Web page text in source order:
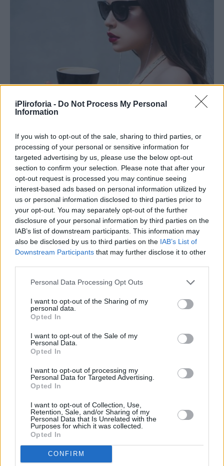
iPliroforia - Do Not Process My Personal
Information
If you wish to opt-out of the sale, sharing to third parties, or
processing of your personal or sensitive information for
targeted advertising by us, please use the below opt-out
section to confirm your selection. Please note that after your
opt-out request is processed you may continue seeing
interest-based ads based on personal information utilized by
us or personal information disclosed to third parties prior to
your opt-out. You may separately opt-out of the further
disclosure of your personal information by third parties on the
IAB’s list of downstream participants. This information may
also be disclosed by us to third parties on the IAB’s List of
Downstream Participants that may further disclose it to other
Personal Data Processing Opt Outs
I want to opt-out of the Sharing of my
personal data.
Opted In
I want to opt-out of the Sale of my
Personal Data.
Opted In
I want to opt-out of processing my
Personal Data for Targeted Advertising.
Opted In
I want to opt-out of Collection, Use,
Retention, Sale, and/or Sharing of my
Personal Data that Is Unrelated with the
Purposes for which it was collected.
Opted In
CONFIRM
Οι υπόλοιπες ατάκες ενός
Αιγόκερου
Είμαι Αιγόκερως! Σε θέλω σαν τρελός, αλλά
δεν σε χρειάζομαι!
Είμαι Αιγόκερως! Αν δεν μιλάω πολλή ώρα
αφότου έχεις ξεκινήσει εσύ το αράδιασμά
σου, τότε μαζεύω δυνάμεις για το χαμό που
θα ακολουθήσει